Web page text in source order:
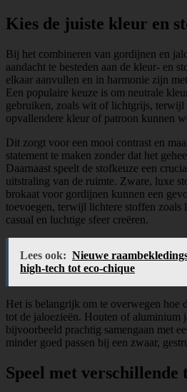
Kies de juiste kleur en
Bij het combineren van gordijnen en
aandacht te besteden aan de kleur- en
elkaar aanvullen en in harmonie zijn
Een populaire keuze is om neutrale
gebruiken, zoals wit of lichtgrijs, terwijl
opvallendere kleur of patroon kunnen
Dit zorgt voor een mooi contrast en
statement te maken zonder dat het
Daarnaast speelt de stofkeuze een
uitstraling van de ruimte. Zware, luxe
brokaat voor gordijnen kunnen een
toevoegen, terwijl lichtere stoffen zoals
casual en luchtige sfeer creëren.
Lees ook: Nieuwe
high-tech tot eco-chique
Het is belangrijk om te overwegen hoe
tot de jaloezieën. Houten of aluminium
bijvoorbeeld prachtig samengaan met
minder goed passen bij een zwaar,
Speel met verschillende